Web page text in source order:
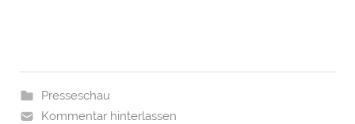
Presseschau
Kommentar hinterlassen